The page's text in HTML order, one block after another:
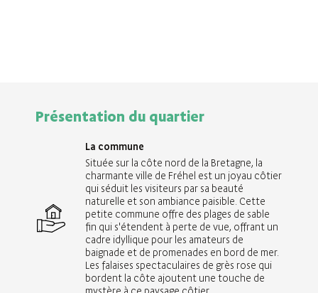
Présentation du quartier
La commune
Située sur la côte nord de la Bretagne, la
charmante ville de Fréhel est un joyau côtier
qui séduit les visiteurs par sa beauté
naturelle et son ambiance paisible. Cette
petite commune offre des plages de sable
fin qui s'étendent à perte de vue, offrant un
cadre idyllique pour les amateurs de
baignade et de promenades en bord de mer.
Les falaises spectaculaires de grès rose qui
bordent la côte ajoutent une touche de